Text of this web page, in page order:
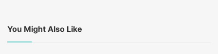
You Might Also Like